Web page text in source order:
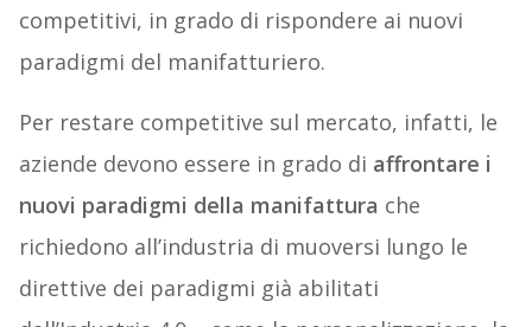
competitivi, in grado di rispondere ai nuovi
paradigmi del manifatturiero.
Per restare competitive sul mercato, infatti, le
aziende devono essere in grado di affrontare i
nuovi paradigmi della manifattura che
richiedono all’industria di muoversi lungo le
direttive dei paradigmi già abilitati